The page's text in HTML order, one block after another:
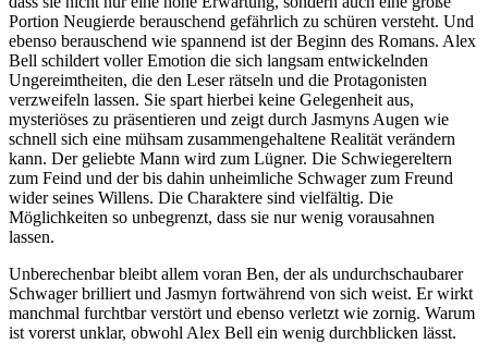
Portion Neugierde berauschend gefährlich zu schüren versteht. Und
ebenso berauschend wie spannend ist der Beginn des Romans. Alex
Bell schildert voller Emotion die sich langsam entwickelnden
Ungereimtheiten, die den Leser rätseln und die Protagonisten
verzweifeln lassen. Sie spart hierbei keine Gelegenheit aus,
mysteriöses zu präsentieren und zeigt durch Jasmyns Augen wie
schnell sich eine mühsam zusammengehaltene Realität verändern
kann. Der geliebte Mann wird zum Lügner. Die Schwiegereltern
zum Feind und der bis dahin unheimliche Schwager zum Freund
wider seines Willens. Die Charaktere sind vielfältig. Die
Möglichkeiten so unbegrenzt, dass sie nur wenig vorausahnen
lassen.
Unberechenbar bleibt allem voran Ben, der als undurchschaubarer
Schwager brilliert und Jasmyn fortwährend von sich weist. Er wirkt
manchmal furchtbar verstört und ebenso verletzt wie zornig. Warum
ist vorerst unklar, obwohl Alex Bell ein wenig durchblicken lässt.